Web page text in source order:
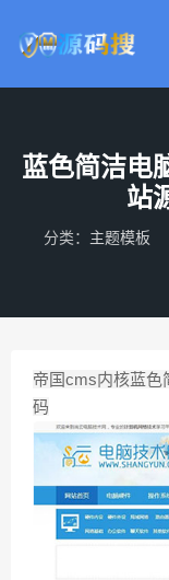
蓝色简洁电
站
分类： 主题模板
帝国cms内核蓝色
码